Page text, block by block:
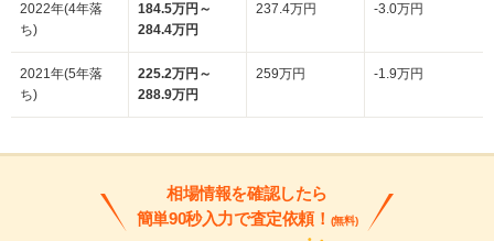
2022年(4年落
ち)
184.5万円～
284.4万円
237.4万円 -3.0万円
2021年(5年落
ち)
225.2万円～
288.9万円
259万円 -1.9万円
相場情報を確認したら
簡単90秒入力で査定依頼！ (無料)